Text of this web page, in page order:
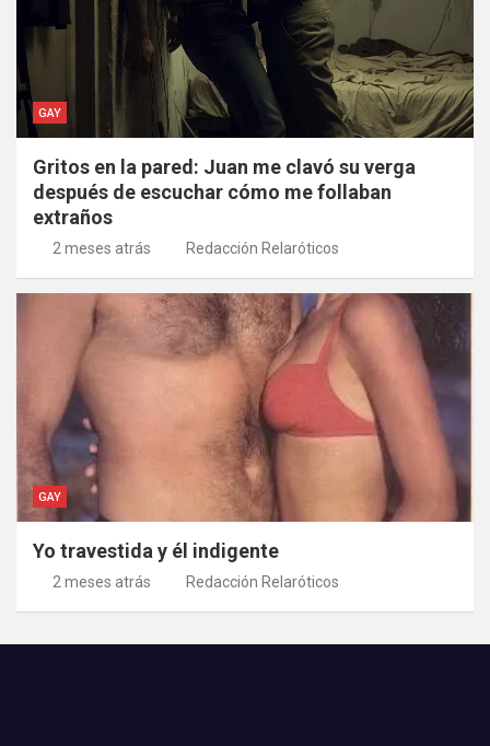
GAY
Gritos en la pared: Juan me clavó su verga
después de escuchar cómo me follaban
extraños
2 meses atrás Redacción Relaróticos
GAY
Yo travestida y él indigente
2 meses atrás Redacción Relaróticos